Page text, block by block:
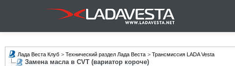
Лада Веста Клуб > Технический раздел Лада Веста > Трансмиссия LADA Vesta
Замена масла в CVT (вариатор короче)